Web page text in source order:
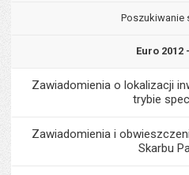
Poszukiwanie
Euro
Zawiadomienia o lokalizacji
trybie
Zawiadomienia i
Skarbu